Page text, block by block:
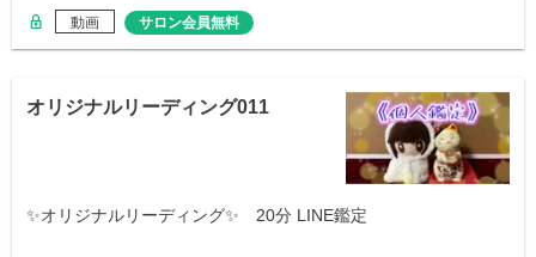
動画 サロン会員無料
オリジナルリーディング011
✨オリジナルリーディング✨ 20分 LINE鑑定